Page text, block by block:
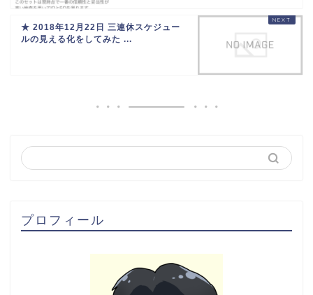
★ 2018年12月22日 三連休スケジュー
ルの見える化をしてみた ...
プロフィール